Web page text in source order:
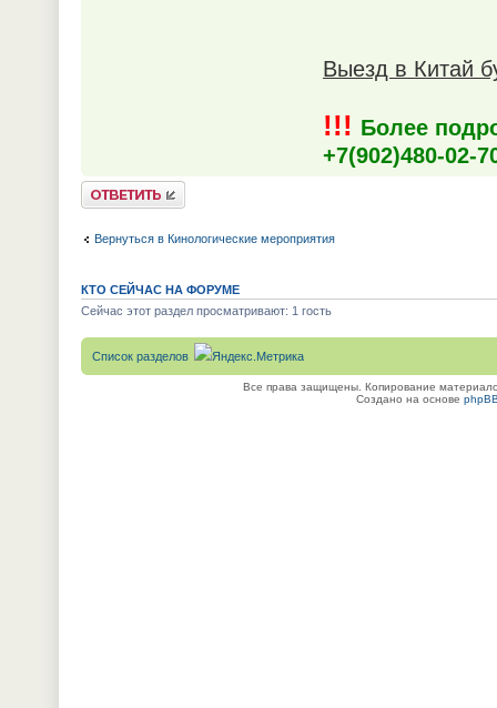
Выезд в Китай
!!! Более
+7(902)480-02-
Ответить
Вернуться в Кинологические мероприятия
КТО СЕЙЧАС НА ФОРУМЕ
Сейчас этот раздел просматривают: 1 гость
Список разделов
Все права защищены. Копирование
Создано на основе